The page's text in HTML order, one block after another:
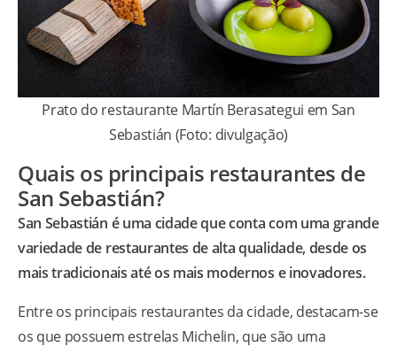
Prato do restaurante Martín Berasategui em San
Sebastián (Foto: divulgação)
Quais os principais restaurantes de
San Sebastián?
San Sebastián é uma cidade que conta com uma grande
variedade de restaurantes de alta qualidade, desde os
mais tradicionais até os mais modernos e inovadores.
Entre os principais restaurantes da cidade, destacam-se
os que possuem estrelas Michelin, que são uma